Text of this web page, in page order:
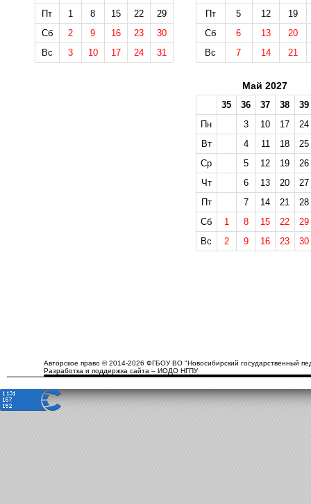
Пт
1 8 15 22
29
Сб
2 9 16 23
30
Вс
3 10 17 24 31
Пт
5 12
19
Сб
6 13
20
Вс
7 14 21
Май 2027
35 36 37 38
39
Пн
3 10 17
24
Вт
4 11 18
25
Ср
5 12 19
26
Чт
6 13 20
27
Пт
7 14 21
28
Сб
1 8 15 22
29
Вс
2 9 16 23 30
Авторское право © 2014-2026 ФГБОУ ВО "Новосибирский государственный
Разработка и поддержка сайта – ИОДО НГПУ